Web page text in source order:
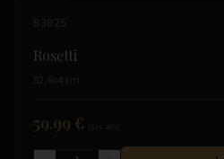
B3025
Rosetti
52,6x4 cm
59.99 €